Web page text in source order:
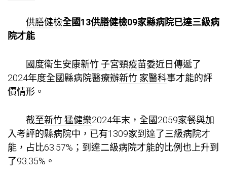
供膳健檢全國13供膳健檢09家縣病院已達三級病
院才能
國度衛生安康新竹 子宮頸疫苗委近日傳遞了
2024年度全國縣病院醫療辦新竹 家醫科事才能的評
價情形。
截至新竹 猛健樂2024年末，全國2059家餐與加
入考評的縣病院中，已有1309家到達了三級病院才
能，占比63.57%；到達二級病院才能的比例也上升到
了93.35%。